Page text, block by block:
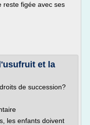
reste figée avec ses
et la
de succession?
les enfants doivent